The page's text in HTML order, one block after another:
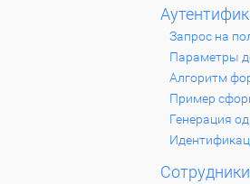
Запрос на
Параметры
Алгоритм
Пример
Генерация
Сотрудники